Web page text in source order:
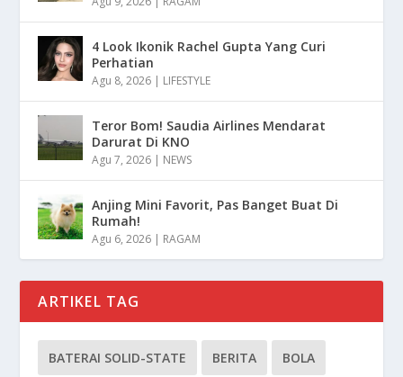
4 Look Ikonik Rachel Gupta Yang Curi
Perhatian
Agu 8, 2026 | LIFESTYLE
Teror Bom! Saudia Airlines Mendarat
Darurat Di KNO
Agu 7, 2026 | NEWS
Anjing Mini Favorit, Pas Banget Buat Di
Rumah!
Agu 6, 2026 | RAGAM
ARTIKEL TAG
BATERAI SOLID-STATE BERITA BOLA